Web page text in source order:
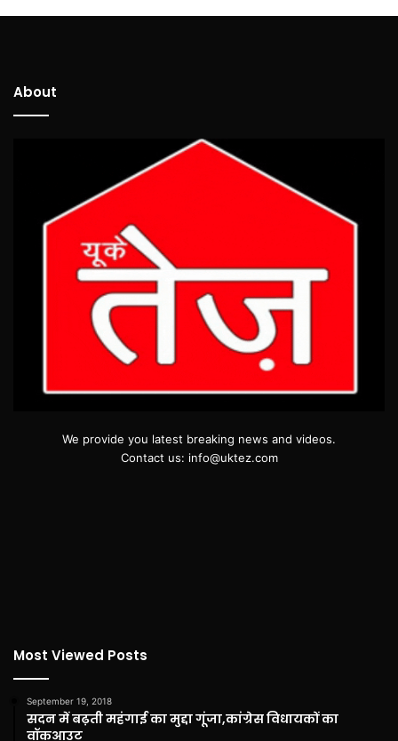
About
We provide you latest breaking news and videos.
Contact us: info@uktez.com
Most Viewed Posts
September 19, 2018
सदन में बढ़ती महंगाई का मुद्दा गूंजा,कांग्रेस विधायकों का
वॉकआउट